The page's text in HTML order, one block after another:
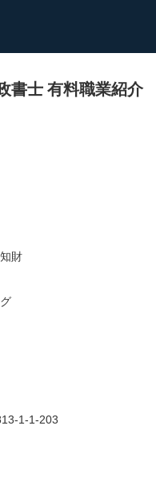
書士 有料職業紹介
財
1-1-203